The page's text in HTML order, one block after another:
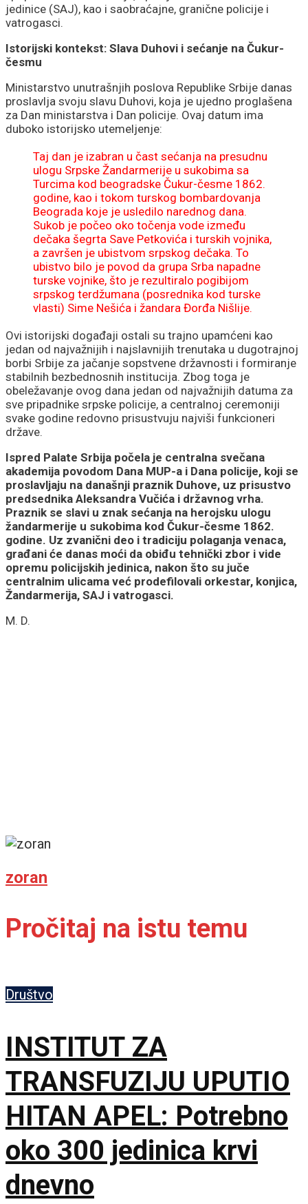
jedinice (SAJ), kao i saobraćajne, granične policije i
vatrogasci.
Istorijski kontekst: Slava Duhovi i sećanje na Čukur-
česmu
Ministarstvo unutrašnjih poslova Republike Srbije danas
proslavlja svoju slavu Duhovi, koja je ujedno proglašena
za Dan ministarstva i Dan policije. Ovaj datum ima
duboko istorijsko utemeljenje:
Taj dan je izabran u čast sećanja na presudnu
ulogu Srpske Žandarmerije u sukobima sa
Turcima kod beogradske Čukur-česme 1862.
godine, kao i tokom turskog bombardovanja
Beograda koje je usledilo narednog dana.
Sukob je počeo oko točenja vode između
dečaka šegrta Save Petkovića i turskih vojnika,
a završen je ubistvom srpskog dečaka. To
ubistvo bilo je povod da grupa Srba napadne
turske vojnike, što je rezultiralo pogibijom
srpskog terdžumana (posrednika kod turske
vlasti) Sime Nešića i žandara Đorđa Nišlije.
Ovi istorijski događaji ostali su trajno upamćeni kao
jedan od najvažnijih i najslavnijih trenutaka u dugotrajnoj
borbi Srbije za jačanje sopstvene državnosti i formiranje
stabilnih bezbednosnih institucija. Zbog toga je
obeležavanje ovog dana jedan od najvažnijih datuma za
sve pripadnike srpske policije, a centralnoj ceremoniji
svake godine redovno prisustvuju najviši funkcioneri
države.
Ispred Palate Srbija počela je centralna svečana
akademija povodom Dana MUP-a i Dana policije, koji se
proslavljaju na današnji praznik Duhove, uz prisustvo
predsednika Aleksandra Vučića i državnog vrha.
Praznik se slavi u znak sećanja na herojsku ulogu
žandarmerije u sukobima kod Čukur-česme 1862.
godine. Uz zvanični deo i tradiciju polaganja venaca,
građani će danas moći da obiđu tehnički zbor i vide
opremu policijskih jedinica, nakon što su juče
centralnim ulicama već prodefilovali orkestar, konjica,
Žandarmerija, SAJ i vatrogasci.
M. D.
zoran
Pročitaj na istu temu
Društvo
INSTITUT ZA
TRANSFUZIJU UPUTIO
HITAN APEL: Potrebno
oko 300 jedinica krvi
dnevno